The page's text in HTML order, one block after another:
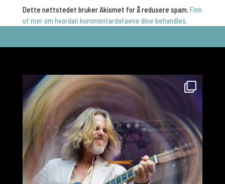
Dette nettstedet bruker Akismet for å redusere spam. Finn
ut mer om hvordan kommentardataene dine behandles.